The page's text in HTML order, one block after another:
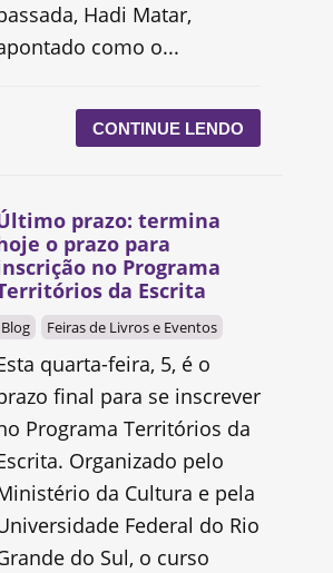
Hadi Matar,
como o...
CONTINUE LENDO
prazo: termina
o prazo para
no Programa
da Escrita
Blog Feiras de Livros e Eventos
quarta-feira, 5, é o
final para se inscrever
Programa Territórios da
Organizado pelo
da Cultura e pela
Federal do Rio
do Sul, o curso